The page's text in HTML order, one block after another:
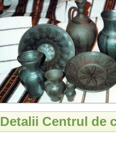
Detalii Centrul de